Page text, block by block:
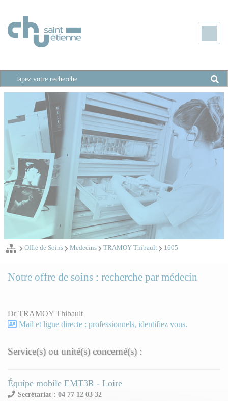
Offre de Soins Medecins TRAMOY Thibault 1605
Notre offre de soins : recherche par médecin
Dr TRAMOY Thibault
Mail et ligne directe : professionnels, identifiez vous.
Service(s) ou unité(s) concerné(s) :
Équipe mobile EMT3R - Loire
Secrétariat : 04 77 12 03 32